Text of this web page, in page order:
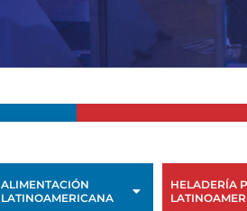
ALIMENTACIÓN
LATINOAMERICANA
HELADERÍA